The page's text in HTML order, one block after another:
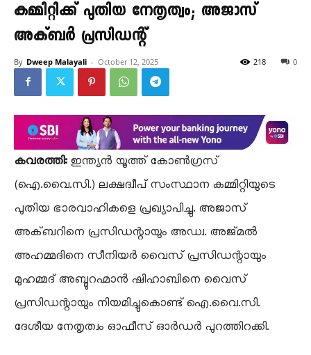
കമ്മിറ്റിക്ക് പുതിയ നേതൃത്വം; അജാസ്
അക്ബർ പ്രസിഡന്റ്
By Dweep Malayali - October 12, 2025 0
218
കവരത്തി:ഇന്ത്യൻ യൂത്ത് കോൺഗ്രസ്
(ഐ.വൈ.സി.) ലക്ഷദ്വീപ് സംസ്ഥാന കമ്മിറ്റിയുടെ
പുതിയ ഭാരവാഹികളെ പ്രഖ്യാപിച്ചു. അജാസ്
അക്ബറിനെ പ്രസിഡന്റായും അഡ്വ. അജ്മൽ
അഹമ്മദിനെ സീനിയർ വൈസ് പ്രസിഡന്റായും
മുഹമ്മദ് അബ്ദുറഹ്മാൻ ഷിഹാബിനെ വൈസ്
പ്രസിഡന്റായും നിയമിച്ചുകൊണ്ട് ഐ.വൈ.സി.
ദേശീയ നേതൃത്വം ഓഫീസ് ഓർഡർ പുറത്തിറക്കി.